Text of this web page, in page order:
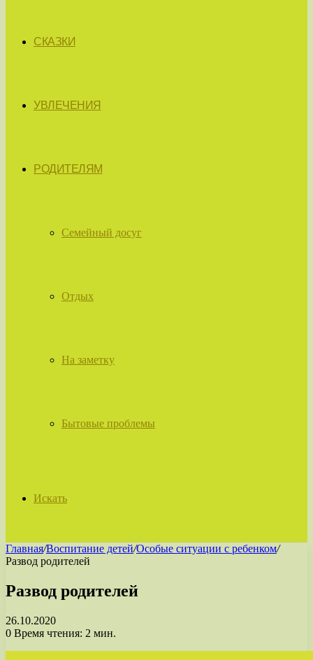
СКАЗКИ
УВЛЕЧЕНИЯ
РОДИТЕЛЯМ
Семейный досуг
Отдых
На заметку
Бытовые проблемы
Искать
Главная/Воспитание детей/Особые ситуации с ребенком/
Развод родителей
Развод родителей
26.10.2020
0 Время чтения: 2 мин.